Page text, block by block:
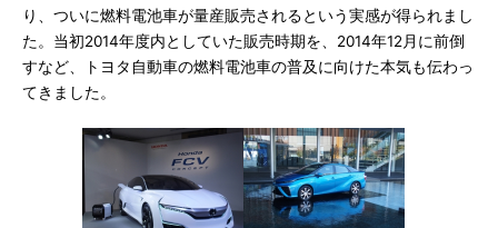
り、ついに燃料電池車が量産販売されるという実感が得られまし
た。当初2014年度内としていた販売時期を、2014年12月に前倒
すなど、トヨタ自動車の燃料電池車の普及に向けた本気も伝わっ
てきました。